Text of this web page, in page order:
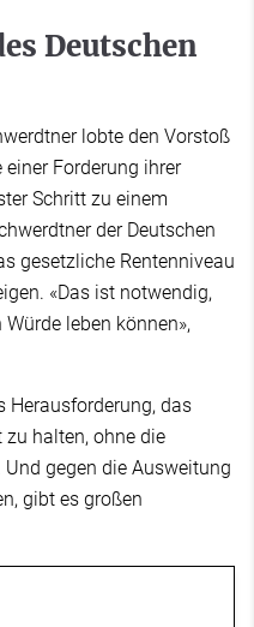
Deutschen
lobte den Vorstoß
Forderung ihrer
Schritt zu einem
der Deutschen
gesetzliche Rentenniveau
«Das ist notwendig,
leben können»,
Herausforderung, das
halten, ohne die
gegen die Ausweitung
gibt es großen